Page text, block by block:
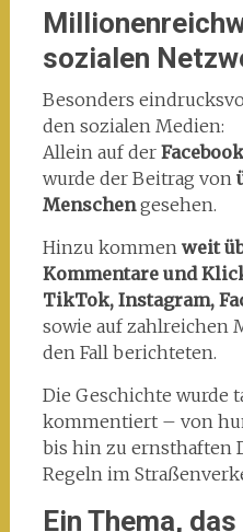
sozialen
Besonders
den sozialen Medien:
Allein auf der
wurde der Beitrag von
Menschengesehen.
Hinzu kommen weit
Kommentare und
TikTok, Instagram,
sowie auf zahlreichen
den Fall berichteten.
Die Geschichte wurde
kommentiert – von
bis hin zu ernsthaften
Regeln im
Ein Thema,